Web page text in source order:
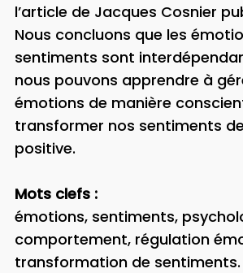
l’article de Jacques Cosnier
Nous concluons que les
sentiments sont
nous pouvons apprendre à
émotions de manière
transformer nos sentiments
positive.
Mots clefs :
émotions, sentiments,
comportement, régulation
transformation de sentiments.